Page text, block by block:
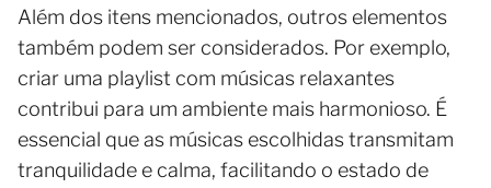
Além dos itens mencionados, outros elementos
também podem ser considerados. Por exemplo,
criar uma playlist com músicas relaxantes
contribui para um ambiente mais harmonioso. É
essencial que as músicas escolhidas transmitam
tranquilidade e calma, facilitando o estado de